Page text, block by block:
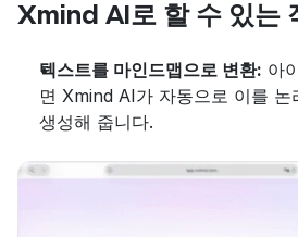
Xmind AI로 할 수 있는
텍스트를 마인드맵으로 변환: 아
면 Xmind AI가 자동으로 이를 논
생성해 줍니다.